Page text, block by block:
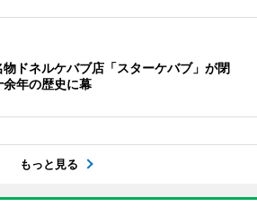
物ドネルケバブ店「スターケバブ」が閉
年の歴史に幕
もっと見る